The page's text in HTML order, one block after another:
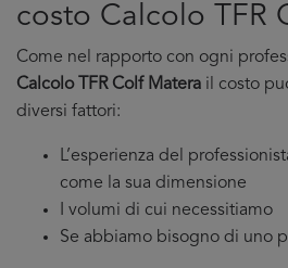
costo Calcolo TFR
Come nel rapporto con ogni
Calcolo TFR Colf Matera il costo
diversi fattori:
L’esperienza del
come la sua dimensione
I volumi di cui necessitiamo
Se abbiamo bisogno di uno